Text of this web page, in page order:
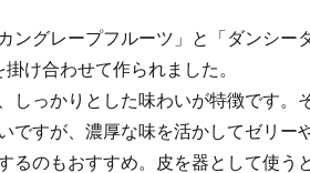
ングレープフルーツ」と「ダンシー
け合わせて作られました。
しっかりとした味わいが特徴です。
ですが、濃厚な味を活かしてゼリー
るのもおすすめ。皮を器として使う